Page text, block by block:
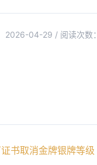
2026-04-29 / 阅读次数：
书取消金牌银牌等级